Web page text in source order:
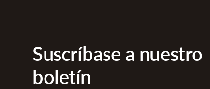
Suscríbase a nuestro
boletín